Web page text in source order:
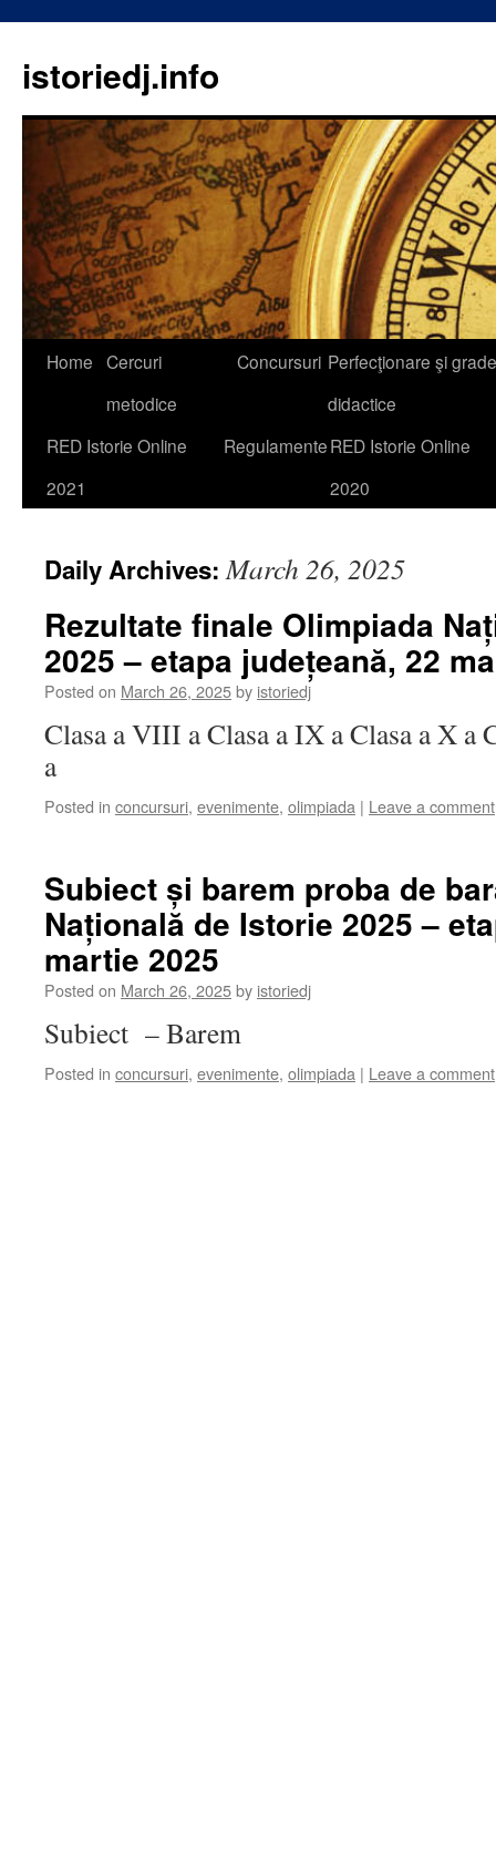
istoriedj.info
Skip
content
Home Cercuri
metodice
Concursuri Perfecţionare şi grade
didactice
RED Istorie Online
2021
RegulamenteRED Istorie Online
2020
Daily Archives:March 26, 2025
Rezultate finale Olimpiada
2025 – etapa județeană, 22
Posted on March 26, 2025by istoriedj
Clasa a VIII a Clasa a IX a Clasa a X a
a
Posted in concursuri, evenimente, olimpiada | Leave a comment
Subiect și barem proba de
Națională de Istorie 2025 –
martie 2025
Posted on March 26, 2025by istoriedj
Subiect – Barem
Posted in concursuri, evenimente, olimpiada | Leave a comment